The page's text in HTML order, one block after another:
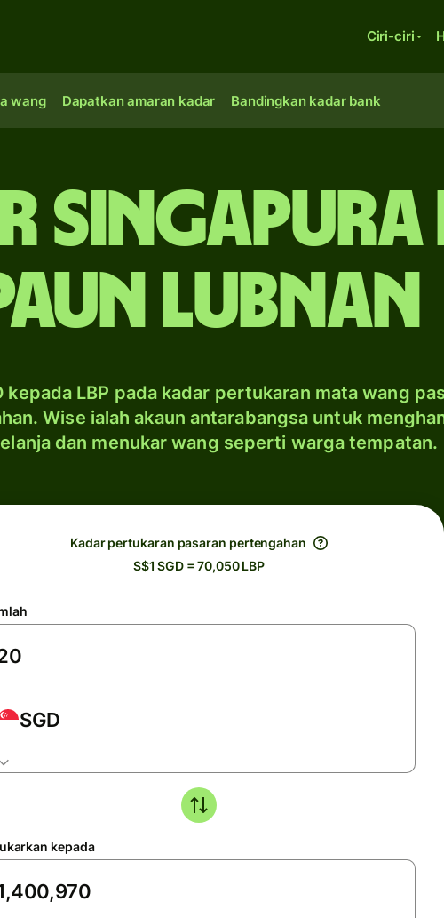
Ciri-ciri
wang Dapatkan amaran kadar Bandingkan kadar bank
Singapura
Lubnan
kepada LBP pada kadar pertukaran mata wang
Wise ialah akaun antarabangsa untuk
dan menukar wang seperti warga tempatan.
Kadar pertukaran pasaran pertengahan
S$1 SGD = 70,050 LBP
SGD
kepada